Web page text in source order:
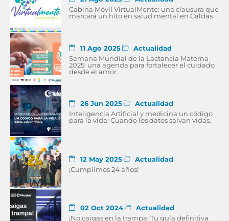
Cabina Móvil VirtualMente: una clausura que
marcará un hito en salud mental en Caldas
11 Ago 2025
Actualidad
Semana Mundial de la Lactancia Materna
2025: una agenda para fortalecer el cuidado
desde el amor
26 Jun 2025
Actualidad
Inteligencia Artificial y medicina un código
para la vida: Cuando los datos salvan vidas.
12 May 2025
Actualidad
¡Cumplimos 24 años!
02 Oct 2024
Actualidad
¡No caigas en la trampa! Tu guía definitiva